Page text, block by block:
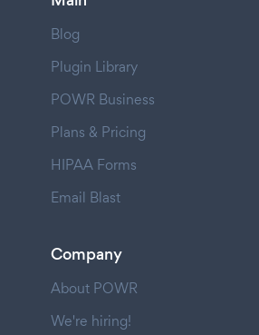
Blog
Plugin Library
POWR Business
Plans & Pricing
HIPAA Forms
Email Blast
Company
About POWR
We're hiring!